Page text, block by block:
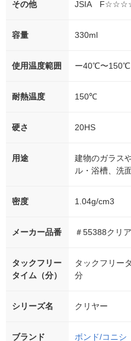
その他 JSIA
容量 330ml
使用温度範囲 ー40℃〜150℃
耐熱温度 150℃
硬さ 20HS
用途
建物のガラス
ル・浴槽、洗
密度 1.04g/cm3
メーカー品番 ＃55388クリア
タックフリー
タイム（分）
タックフリー
分
シリーズ名 クリヤー
ブランド ボンド/コニシ